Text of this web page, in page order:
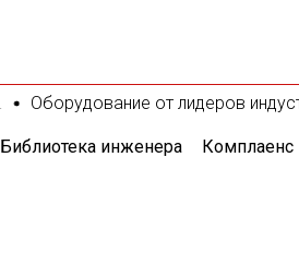
Оборудование от лидеров
Библиотека инженера Комплаенс